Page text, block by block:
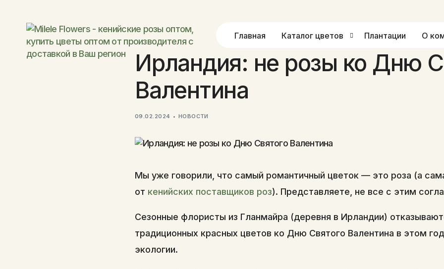
Главная Каталог цветов
Среднеголовая роза Кения
Пиновидная одноголовая роза
Другие цветы из Кении
Фото от клиентов
Плантации О
Ирландия: не розы ко Дню
Валентина
09.02.2024 НОВОСТИ
Мы уже говорили, что самый романтичный цветок — это роза (а
от кенийских поставщиков роз). Представляете, не все с этим
Сезонные флористы из Гланмайра (деревня в Ирландии)
традиционных красных цветов ко Дню Святого Валентина в этом
экологии.